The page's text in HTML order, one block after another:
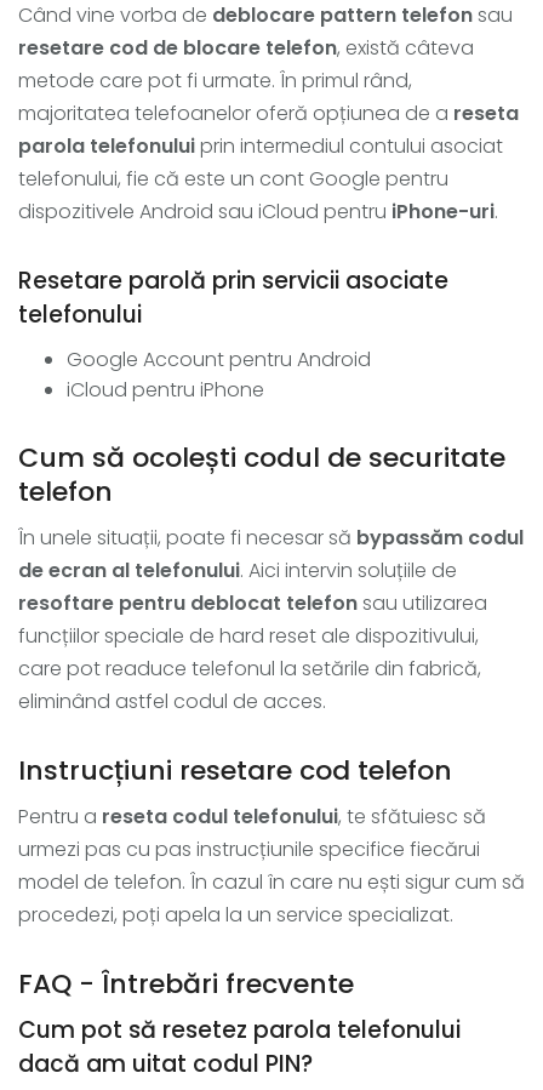
Când vine vorba de deblocare pattern telefonsau
resetare cod de blocare telefon, există câteva
metode care pot fi urmate. În primul rând,
majoritatea telefoanelor oferă opțiunea de a reseta
parola telefonuluiprin intermediul contului asociat
telefonului, fie că este un cont Google pentru
dispozitivele Android sau iCloud pentru iPhone-uri.
Resetare parolă prin servicii asociate
telefonului
Google Account pentru Android
iCloud pentru iPhone
Cum să ocolești codul de securitate
telefon
În unele situații, poate fi necesar să bypassăm codul
de ecran al telefonului. Aici intervin soluțiile de
resoftare pentru deblocat telefonsau utilizarea
funcțiilor speciale de hard reset ale dispozitivului,
care pot readuce telefonul la setările din fabrică,
eliminând astfel codul de acces.
Instrucțiuni resetare cod telefon
Pentru a reseta codul telefonului, te sfătuiesc să
urmezi pas cu pas instrucțiunile specifice fiecărui
model de telefon. În cazul în care nu ești sigur cum să
procedezi, poți apela la un service specializat.
FAQ - Întrebări frecvente
Cum pot să resetez parola telefonului
dacă am uitat codul PIN?